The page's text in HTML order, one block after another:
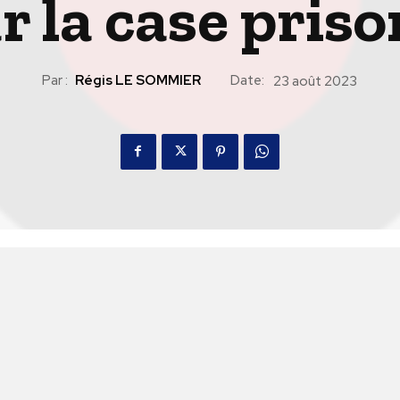
la case
Par : Régis LE SOMMIER Date: 23 août 2023